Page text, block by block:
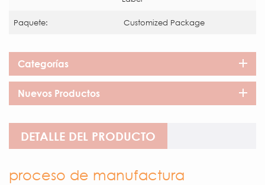
Paquete: Customized Package
Categorías
Nuevos Productos
DETALLE DEL PRODUCTO
proceso de manufactura